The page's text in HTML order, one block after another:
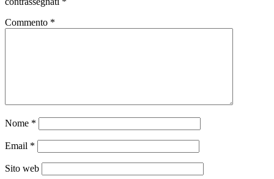
Commento *
Nome *
Email *
Sito web